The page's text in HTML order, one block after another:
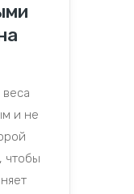
и не
чтобы